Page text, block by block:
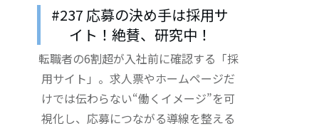
#237 応募の決め手は採用サ
イト！絶賛、研究中！
転職者の6割超が入社前に確認する「採
用サイト」。求人票やホームページだ
けでは伝わらない“働くイメージ”を可
視化し、応募につながる導線を整える